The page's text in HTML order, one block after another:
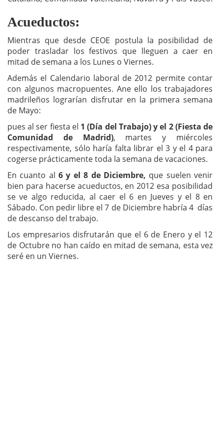
Acueductos:
Mientras que desde CEOE postula la posibilidad de
poder trasladar los festivos que lleguen a caer en
mitad de semana a los Lunes o Viernes.
Además el Calendario laboral de 2012 permite contar
con algunos macropuentes. Ane ello los trabajadores
madrileños lograrían disfrutar en la primera semana
de Mayo:
pues al ser fiesta el 1 (Día del Trabajo) y el 2 (Fiesta de
Comunidad de Madrid), martes y miércoles
respectivamente, sólo haría falta librar el 3 y el 4 para
cogerse prácticamente toda la semana de vacaciones.
En cuanto al 6 y el 8 de Diciembre, que suelen venir
bien para hacerse acueductos, en 2012 esa posibilidad
se ve algo reducida, al caer el 6 en Jueves y el 8 en
Sábado. Con pedir libre el 7 de Diciembre habría 4 días
de descanso del trabajo.
Los empresarios disfrutarán que el 6 de Enero y el 12
de Octubre no han caído en mitad de semana, esta vez
seré en un Viernes.